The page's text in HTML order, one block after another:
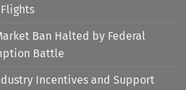
Ban Halted by Federal
Battle
Incentives and Support